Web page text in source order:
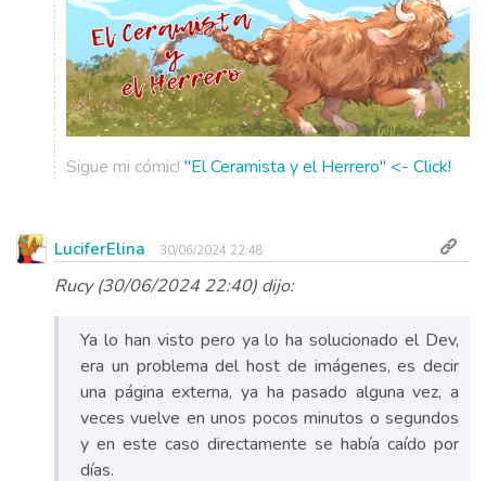
Sigue mi cómic! "El Ceramista y el Herrero" <- Click!
LuciferElina 30/06/2024 22:48
Rucy (30/06/2024 22:40) dijo:
Ya lo han visto pero ya lo ha solucionado el Dev,
era un problema del host de imágenes, es decir
una página externa, ya ha pasado alguna vez, a
veces vuelve en unos pocos minutos o segundos
y en este caso directamente se había caído por
días.